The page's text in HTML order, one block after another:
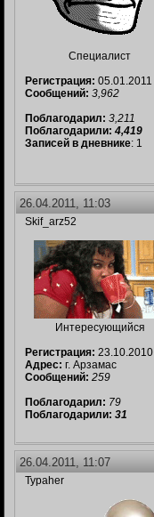
Специалист
Регистрация: 05.01.2011
Сообщений: 3,962
Поблагодарил: 3,211
Поблагодарили: 4,419
Записей в дневнике: 1
26.04.2011, 11:03
Skif_arz52
Интересующийся
Регистрация: 23.10.2010
Адрес: г. Арзамас
Сообщений: 259
Поблагодарил: 79
Поблагодарили: 31
26.04.2011, 11:07
Typaher